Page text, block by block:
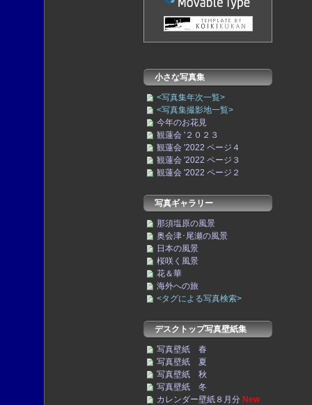
小さな写真集
<写真集年次一覧>
<写真集撮影地一覧>
今年のお花見
観蓮会 '２０２３
観蓮会 '2022 ページ４
観蓮会 '2022 ページ３
観蓮会 '2022 ページ２
写真ギャラリー
那須塩原の風景
奥会津･尾瀬の風景
日本の風景
桜咲く風景
花＆華
海外への旅
<タグによる写真検索>
デスクトップ写真壁紙集
写真壁紙 春
写真壁紙 夏
写真壁紙 秋
写真壁紙 冬
カレンダー壁紙８月分 New